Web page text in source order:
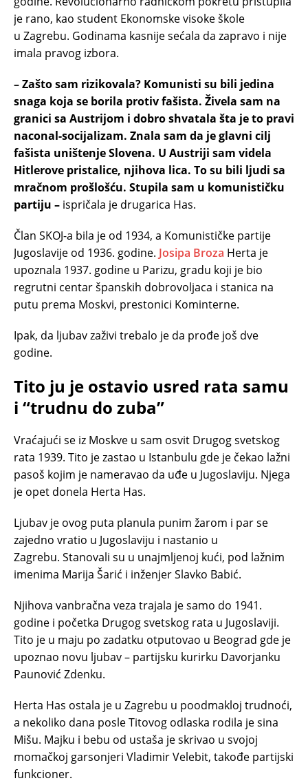
je rano, kao student Ekonomske visoke škole
u Zagrebu. Godinama kasnije sećala da zapravo i nije
imala pravog izbora.
– Zašto sam rizikovala? Komunisti su bili jedina
snaga koja se borila protiv fašista. Živela sam na
granici sa Austrijom i dobro shvatala šta je to pravi
naconal-socijalizam. Znala sam da je glavni cilj
fašista uništenje Slovena. U Austriji sam videla
Hitlerove pristalice, njihova lica. To su bili ljudi sa
mračnom prošlošću. Stupila sam u komunističku
partiju – ispričala je drugarica Has.
Član SKOJ-a bila je od 1934, a Komunističke partije
Jugoslavije od 1936. godine. Josipa Broza Herta je
upoznala 1937. godine u Parizu, gradu koji je bio
regrutni centar španskih dobrovoljaca i stanica na
putu prema Moskvi, prestonici Kominterne.
Ipak, da ljubav zaživi trebalo je da prođe još dve
godine.
Tito ju je ostavio usred rata samu
i “trudnu do zuba”
Vraćajući se iz Moskve u sam osvit Drugog svetskog
rata 1939. Tito je zastao u Istanbulu gde je čekao lažni
pasoš kojim je nameravao da uđe u Jugoslaviju. Njega
je opet donela Herta Has.
Ljubav je ovog puta planula punim žarom i par se
zajedno vratio u Jugoslaviju i nastanio u
Zagrebu. Stanovali su u unajmljenoj kući, pod lažnim
imenima Marija Šarić i inženjer Slavko Babić.
Njihova vanbračna veza trajala je samo do 1941.
godine i početka Drugog svetskog rata u Jugoslaviji.
Tito je u maju po zadatku otputovao u Beograd gde je
upoznao novu ljubav – partijsku kurirku Davorjanku
Paunović Zdenku.
Herta Has ostala je u Zagrebu u poodmakloj trudnoći,
a nekoliko dana posle Titovog odlaska rodila je sina
Mišu. Majku i bebu od ustaša je skrivao u svojoj
momačkoj garsonjeri Vladimir Velebit, takođe partijski
funkcioner.